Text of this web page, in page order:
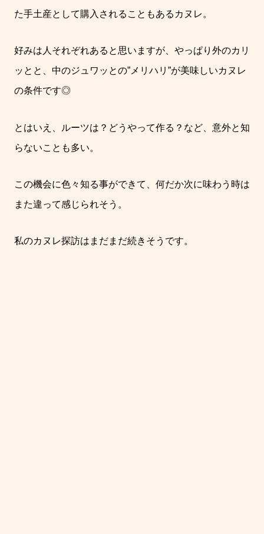
た手土産として購入されることもあるカヌレ。
好みは人それぞれあると思いますが、やっぱり外のカリ
ッとと、中のジュワッとの”メリハリ”が美味しいカヌレ
の条件です◎
とはいえ、ルーツは？どうやって作る？など、意外と知
らないことも多い。
この機会に色々知る事ができて、何だか次に味わう時は
また違って感じられそう。
私のカヌレ探訪はまだまだ続きそうです。